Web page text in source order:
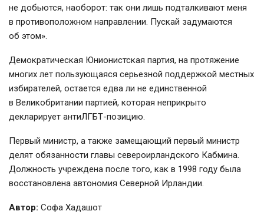
не добьются, наоборот: так они лишь подталкивают меня
в противоположном направлении. Пускай задумаются
об этом».
Демократическая Юнионистская партия, на протяжение
многих лет пользующаяся серьезной поддержкой местных
избирателей, остается едва ли не единственной
в Великобритании партией, которая неприкрыто
декларирует антиЛГБТ-позицию.
Первый министр, а также замещающий первый министр
делят обязанности главы североирландского Кабмина.
Должность учреждена после того, как в 1998 году была
восстановлена автономия Северной Ирландии.
Автор: Софа Хадашот